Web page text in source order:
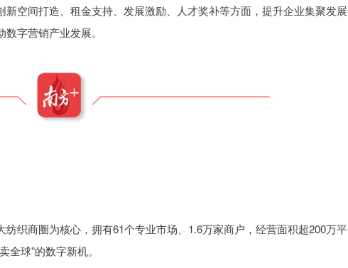
空间打造、租金支持、发展激励、人才奖补等方面，提升企业集聚发展
字营销产业发展。
织商圈为核心，拥有61个专业市场、1.6万家商户，经营面积超200万平
球”的数字新机。